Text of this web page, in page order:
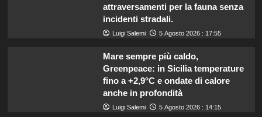
attraversamenti per la fauna senza
incidenti stradali.
Luigi Salemi 5 Agosto 2026 : 17:55
Mare sempre più caldo,
Greenpeace: in Sicilia temperature
fino a +2,9°C e ondate di calore
anche in profondità
Luigi Salemi 5 Agosto 2026 : 14:15